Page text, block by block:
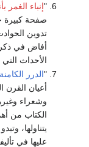
"إنباء الغمر
صفحة كبيرة
تدوين
أفاض في ذكر
الأحداث التي
"الدرر
أعيان
وشعراء
الكتاب من
يتناولها،
عليها في